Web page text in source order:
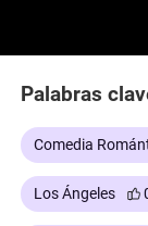
Palabras
Comedia
Los Ángeles